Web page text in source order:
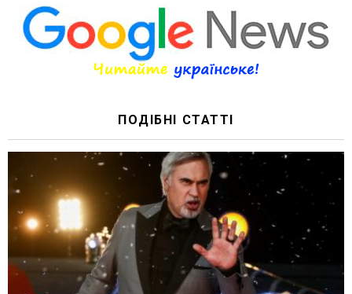
ПОДІБНІ СТАТТІ